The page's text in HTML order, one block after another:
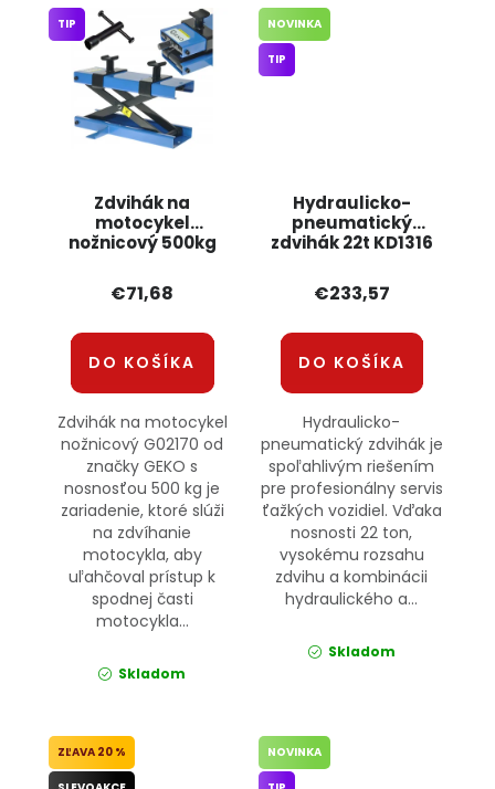
Zdvihák na
motocykel
nožnicový 500kg
TIP
€71,68
DO KOŠÍKA
Zdvihák na motocykel
nožnicový G02170 od
značky GEKO s
nosnosťou 500 kg je
zariadenie, ktoré slúži
na zdvíhanie
motocykla, aby
uľahčoval prístup k
spodnej časti
motocykla...
Skladom
Hydraulicko-
pneumatický
zdvihák 22t KD1316
NOVINKA
TIP
€233,57
DO KOŠÍKA
Hydraulicko-
pneumatický zdvihák je
spoľahlivým riešením
pre profesionálny servis
ťažkých vozidiel. Vďaka
nosnosti 22 ton,
vysokému rozsahu
zdvihu a kombinácii
hydraulického a...
Skladom
20 % NOVINKA